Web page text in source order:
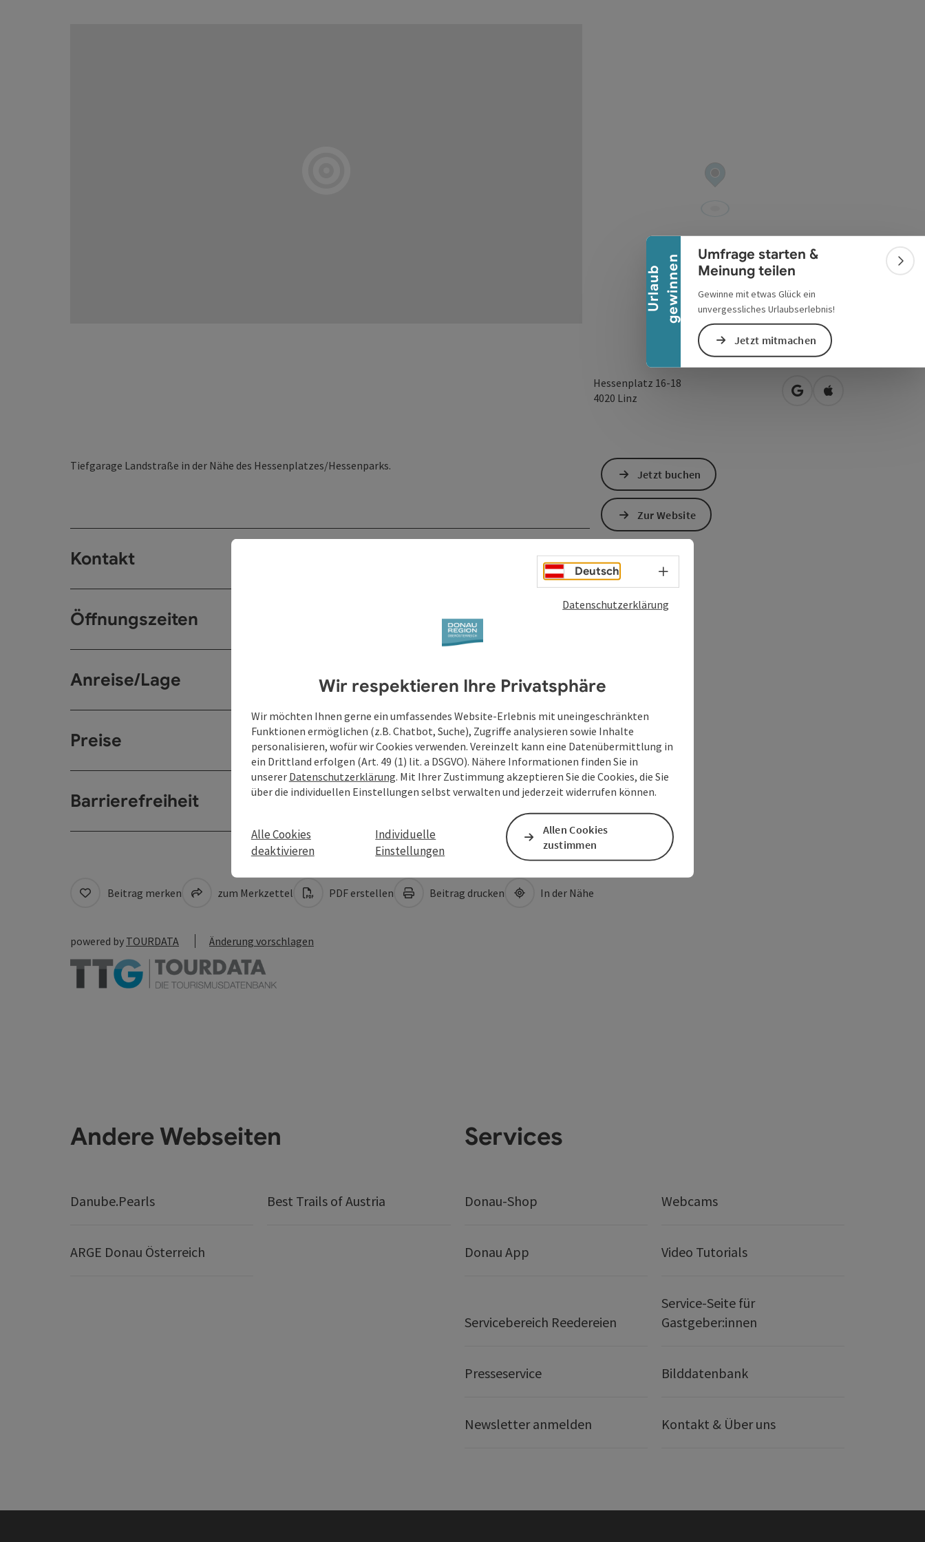
U
r
l
a
u
b
g
e
w
i
n
n
en
Banner einklappen
Umfrage starten &
Meinung teilen
Gewinne mit etwas Glück ein
unvergessliches Urlaubserlebnis!
Jetzt mitmachen
Hessenplatz 16-18
4020 Linz in Google Maps öffnen
in Apple Maps
Tiefgarage Landstraße in der Nähe des Hessenplatzes/Hessenparks.
Kontakt
Öffnungszeiten
Anreise/Lage
Preise
Barrierefreiheit
Jetzt buchen
Zur Website
Beitrag merken zum Merkzettel PDF erstellen Beitrag drucken In der Nähe
powered by TOURDATA Änderung vorschlagen
Andere Webseiten
Danube.Pearls Best Trails of Austria
ARGE Donau Österreich
Services
Donau-Shop Webcams
Donau App Video Tutorials
Servicebereich Reedereien
Service-Seite für
Gastgeber:innen
Presseservice Bilddatenbank
Newsletter anmelden Kontakt & Über uns
Deutsch Sprachwahl - Menü öffnen
Datenschutzerklärung
Wir respektieren Ihre Privatsphäre
Wir möchten Ihnen gerne ein umfassendes Website-Erlebnis mit uneingeschränkten
Funktionen ermöglichen (z.B. Chatbot, Suche), Zugriffe analysieren sowie Inhalte
personalisieren, wofür wir Cookies verwenden. Vereinzelt kann eine Datenübermittlung in
ein Drittland erfolgen (Art. 49 (1) lit. a DSGVO). Nähere Informationen finden Sie in
unserer Datenschutzerklärung. Mit Ihrer Zustimmung akzeptieren Sie die Cookies, die Sie
über die individuellen Einstellungen selbst verwalten und jederzeit widerrufen können.
Alle Cookies
deaktivieren
Individuelle
Einstellungen
Allen Cookies
zustimmen